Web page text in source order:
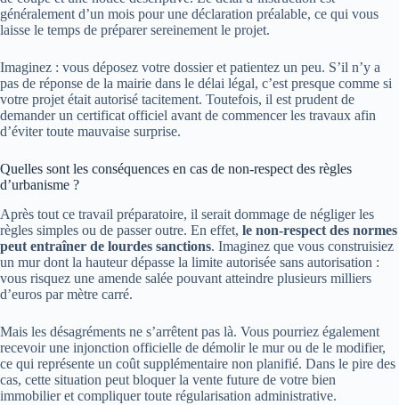
généralement d’un mois pour une déclaration préalable, ce qui vous
laisse le temps de préparer sereinement le projet.
Imaginez : vous déposez votre dossier et patientez un peu. S’il n’y a
pas de réponse de la mairie dans le délai légal, c’est presque comme si
votre projet était autorisé tacitement. Toutefois, il est prudent de
demander un certificat officiel avant de commencer les travaux afin
d’éviter toute mauvaise surprise.
Quelles sont les conséquences en cas de non-respect des règles
d’urbanisme ?
Après tout ce travail préparatoire, il serait dommage de négliger les
règles simples ou de passer outre. En effet, le non-respect des normes
peut entraîner de lourdes sanctions. Imaginez que vous construisiez
un mur dont la hauteur dépasse la limite autorisée sans autorisation :
vous risquez une amende salée pouvant atteindre plusieurs milliers
d’euros par mètre carré.
Mais les désagréments ne s’arrêtent pas là. Vous pourriez également
recevoir une injonction officielle de démolir le mur ou de le modifier,
ce qui représente un coût supplémentaire non planifié. Dans le pire des
cas, cette situation peut bloquer la vente future de votre bien
immobilier et compliquer toute régularisation administrative.